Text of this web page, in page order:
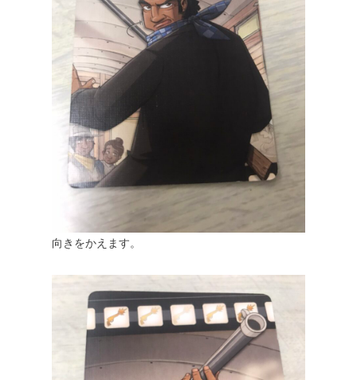
向きをかえます。